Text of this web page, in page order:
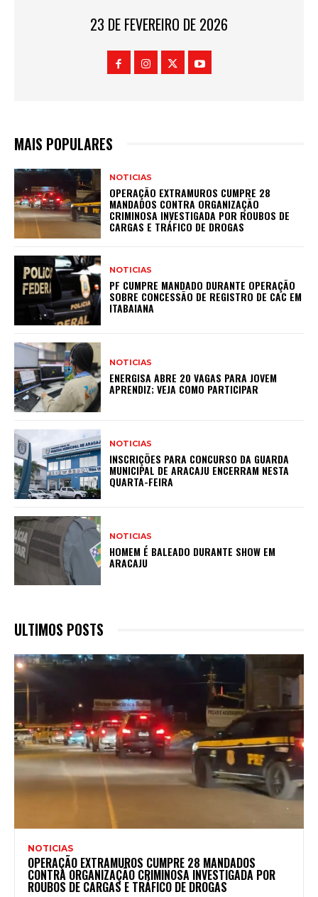
23 DE FEVEREIRO DE 2026
MAIS POPULARES
NOTICIAS
OPERAÇÃO EXTRAMUROS CUMPRE 28
MANDADOS CONTRA ORGANIZAÇÃO
CRIMINOSA INVESTIGADA POR ROUBOS DE
CARGAS E TRÁFICO DE DROGAS
NOTICIAS
PF CUMPRE MANDADO DURANTE OPERAÇÃO
SOBRE CONCESSÃO DE REGISTRO DE CAC EM
ITABAIANA
NOTICIAS
ENERGISA ABRE 20 VAGAS PARA JOVEM
APRENDIZ; VEJA COMO PARTICIPAR
NOTICIAS
INSCRIÇÕES PARA CONCURSO DA GUARDA
MUNICIPAL DE ARACAJU ENCERRAM NESTA
QUARTA-FEIRA
NOTICIAS
HOMEM É BALEADO DURANTE SHOW EM
ARACAJU
ULTIMOS POSTS
NOTICIAS
OPERAÇÃO EXTRAMUROS CUMPRE 28 MANDADOS
CONTRA ORGANIZAÇÃO CRIMINOSA INVESTIGADA POR
ROUBOS DE CARGAS E TRÁFICO DE DROGAS